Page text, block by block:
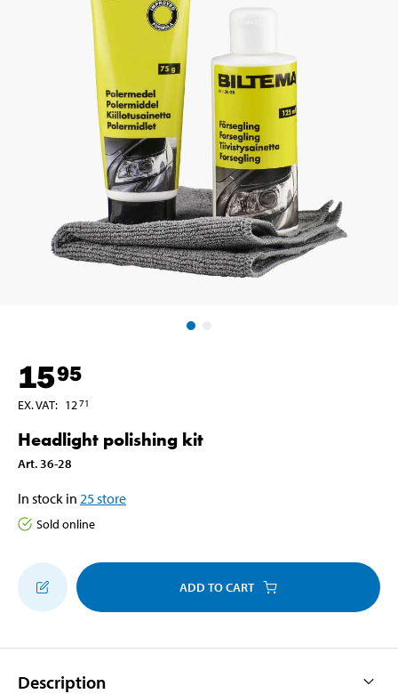
1595
EX. VAT: 1271
Headlight polishing kit
Art. 36-28
In stock in 25store
Sold online
ADD TO CART
Description